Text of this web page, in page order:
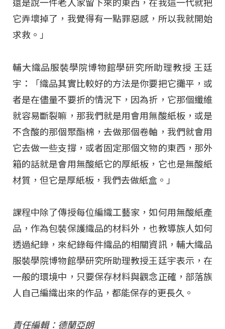
還是說一件老人家留下來的東西，在我這一代就把
它弄壞掉了，我覺得有一點罪惡感，所以我就開始
求救。」
輔大織品服裝學院博物館學研究所助理教授 王廷
宇：「織品其實比較好的方法是你要把它攤平，或
者是在儘量不要折的情況下，因為折，它那個纖維
就容易斷裂嘛，那我們就是用會用無酸紙板，或是
不含酸的那個聚酯棉，去做那個卷軸，我們就會用
它去做一些支撐，或者固定那個文物的東西，那外
箱的話就是會用無酸紙它的厚紙板，它也是無酸紙
材質，但它是厚紙板，我們去做紙盒。」
課程中除了傳授每位編織工藝家，如何用無酸紙產
品，作為包裝保護織品的材料外，也教導族人如何
透過紀錄，來紀錄每件織品的相關資訊，輔大織品
服裝學院博物館學研究所助理教授王廷宇表示，在
一般的環境中，只要保存材料與觀念正確，部落族
人自己編織出來的作品，都能保存的更長久。
責任編輯：德蘭亞朗